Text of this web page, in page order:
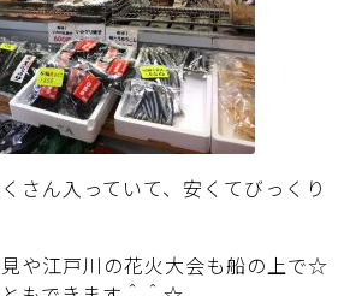
さん入っていて、安くてびっくり
や江戸川の花火大会も船の上で☆